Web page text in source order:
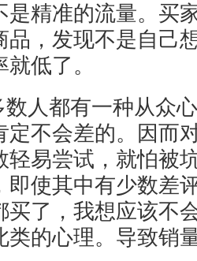
是精准的流量。买
品，发现不是自己
低了。
人都有一种从众
定不会差的。因而
轻易尝试，就怕被
即使其中有少数差
买了，我想应该不
类的心理。导致销